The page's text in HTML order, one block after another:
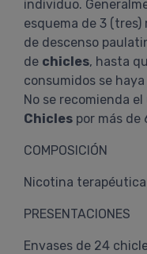
individuo.
esquema de 3 (tres)
de descenso
de chicles, hasta
consumidos se
No se recomienda el
Chicles por más de
COMPOSICIÓN
Nicotina terapéutica
PRESENTACIONES
Envases de 24